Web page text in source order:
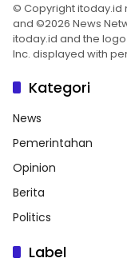
© Copyright itoday.id
and ©2026 News
itoday.id and the
Inc. displayed with
Kategori
News
Pemerintahan
Opinion
Berita
Politics
Label